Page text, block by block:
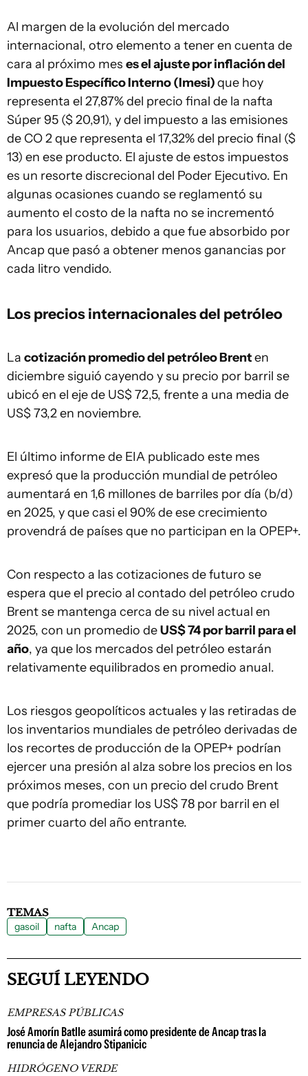
Al margen de la evolución del mercado
internacional, otro elemento a tener en cuenta de
cara al próximo mes es el ajuste por inflación del
Impuesto Específico Interno (Imesi)que hoy
representa el 27,87% del precio final de la nafta
Súper 95 ($ 20,91), y del impuesto a las emisiones
de CO 2 que representa el 17,32% del precio final ($
13) en ese producto. El ajuste de estos impuestos
es un resorte discrecional del Poder Ejecutivo. En
algunas ocasiones cuando se reglamentó su
aumento el costo de la nafta no se incrementó
para los usuarios, debido a que fue absorbido por
Ancap que pasó a obtener menos ganancias por
cada litro vendido.
Los precios internacionales del petróleo
La cotización promedio del petróleo Brenten
diciembre siguió cayendo y su precio por barril se
ubicó en el eje de US$ 72,5, frente a una media de
US$ 73,2 en noviembre.
El último informe de EIA publicado este mes
expresó que la producción mundial de petróleo
aumentará en 1,6 millones de barriles por día (b/d)
en 2025, y que casi el 90% de ese crecimiento
provendrá de países que no participan en la OPEP+.
Con respecto a las cotizaciones de futuro se
espera que el precio al contado del petróleo crudo
Brent se mantenga cerca de su nivel actual en
2025, con un promedio deUS$ 74 por barril para el
año, ya que los mercados del petróleo estarán
relativamente equilibrados en promedio anual.
Los riesgos geopolíticos actuales y las retiradas de
los inventarios mundiales de petróleo derivadas de
los recortes de producción de la OPEP+ podrían
ejercer una presión al alza sobre los precios en los
próximos meses, con un precio del crudo Brent
que podría promediar los US$ 78 por barril en el
primer cuarto del año entrante.
TEMAS
gasoil nafta Ancap
SEGUÍ LEYENDO
EMPRESAS PÚBLICAS
José Amorín Batlle asumirá como presidente de Ancap tras la
renuncia de Alejandro Stipanicic
HIDRÓGENO VERDE